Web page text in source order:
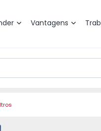
Vantagens